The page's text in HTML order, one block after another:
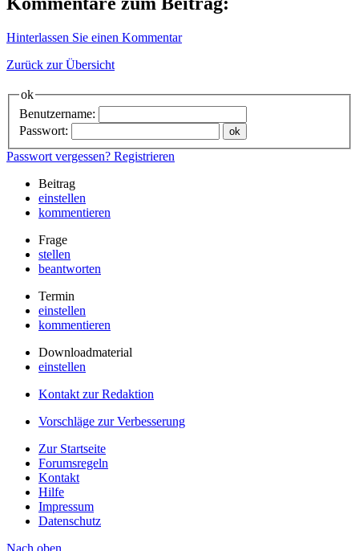
Hinterlassen Sie einen Kommentar
Zurück zur Übersicht
ok
Benutzername:
Passwort:
Passwort vergessen? Registrieren
Beitrag
einstellen
kommentieren
Frage
stellen
beantworten
Termin
einstellen
kommentieren
Downloadmaterial
einstellen
Kontakt zur Redaktion
Vorschläge zur Verbesserung
Zur Startseite
Forumsregeln
Kontakt
Hilfe
Impressum
Datenschutz